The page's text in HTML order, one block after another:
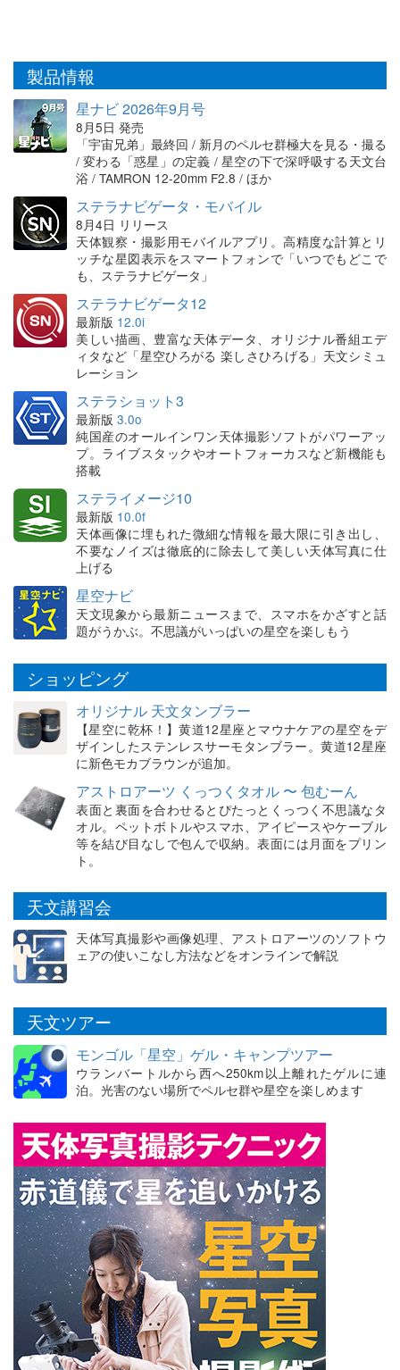
製品情報
星ナビ 2026年9月号
8月5日 発売
「宇宙兄弟」最終回 / 新月のペルセ群極大を見る・撮る
/ 変わる「惑星」の定義 / 星空の下で深呼吸する天文台
浴 / TAMRON 12-20mm F2.8 / ほか
ステラナビゲータ・モバイル
8月4日 リリース
天体観察・撮影用モバイルアプリ。高精度な計算とリ
ッチな星図表示をスマートフォンで「いつでもどこで
も、ステラナビゲータ」
ステラナビゲータ12
最新版 12.0i
美しい描画、豊富な天体データ、オリジナル番組エデ
ィタなど「星空ひろがる 楽しさひろげる」天文シミュ
レーション
ステラショット3
最新版 3.0o
純国産のオールインワン天体撮影ソフトがパワーアッ
プ。ライブスタックやオートフォーカスなど新機能も
搭載
ステライメージ10
最新版 10.0f
天体画像に埋もれた微細な情報を最大限に引き出し、
不要なノイズは徹底的に除去して美しい天体写真に仕
上げる
星空ナビ
天文現象から最新ニュースまで、スマホをかざすと話
題がうかぶ。不思議がいっぱいの星空を楽しもう
ショッピング
オリジナル 天文タンブラー
【星空に乾杯！】黄道12星座とマウナケアの星空をデ
ザインしたステンレスサーモタンブラー。黄道12星座
に新色モカブラウンが追加。
アストロアーツ くっつくタオル 〜 包むーん
表面と裏面を合わせるとぴたっとくっつく不思議なタ
オル。ペットボトルやスマホ、アイピースやケーブル
等を結び目なしで包んで収納。表面には月面をプリン
ト。
天文講習会
天体写真撮影や画像処理、アストロアーツのソフトウ
ェアの使いこなし方法などをオンラインで解説
天文ツアー
モンゴル「星空」ゲル・キャンプツアー
ウランバートルから西へ250km以上離れたゲルに連
泊。光害のない場所でペルセ群や星空を楽しめます